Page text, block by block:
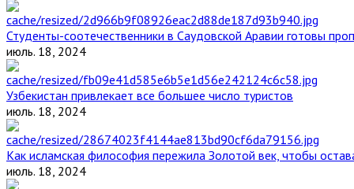
Студенты-соотечественники в Саудовской Аравии готовы
июль. 18, 2024
Узбекистан привлекает все большее число туристов
июль. 18, 2024
Как исламская философия пережила Золотой век, чтобы
июль. 18, 2024